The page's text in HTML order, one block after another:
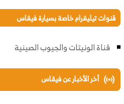
قنوات تيليقرام خاصة بسيارة فيقاس
قناة الونيتات والجيوب الصينية
أخر الأخبار عن فيقاس